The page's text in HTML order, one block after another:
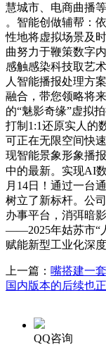
慧城市、电商曲播
。智能创做辅帮：
性地将虚拟场景及
曲努力于鞭策数字
感触感染科技取艺
人智能播报处理方
融合，带您领略将
的“魅影奇缘”虚拟
打制1:1还原实人的
可正在无限空间快
现智能景象形象播
中的最新。实现AI
月14日！通过一台
树立了新标杆。公
办事平台，消弭暗
——2025年姑苏市“
赋能新型工业化深
上一篇： 嘴搭建一
国内版本的后续也
QQ咨询